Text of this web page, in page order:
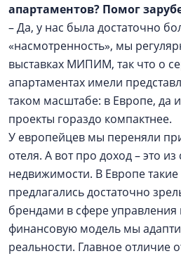
апартаментов? Помог
– Да, у нас была достаточно
«насмотренность», мы
выставках МИПИМ, так что о
апартаментах имели
таком масштабе: в Европе, да
проекты гораздо компактнее.
У европейцев мы переняли
отеля. А вот про доход – это
недвижимости. В Европе
предлагались достаточно
брендами в сфере
финансовую модель мы
реальности. Главное отличие